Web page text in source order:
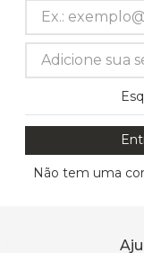
Não tem uma